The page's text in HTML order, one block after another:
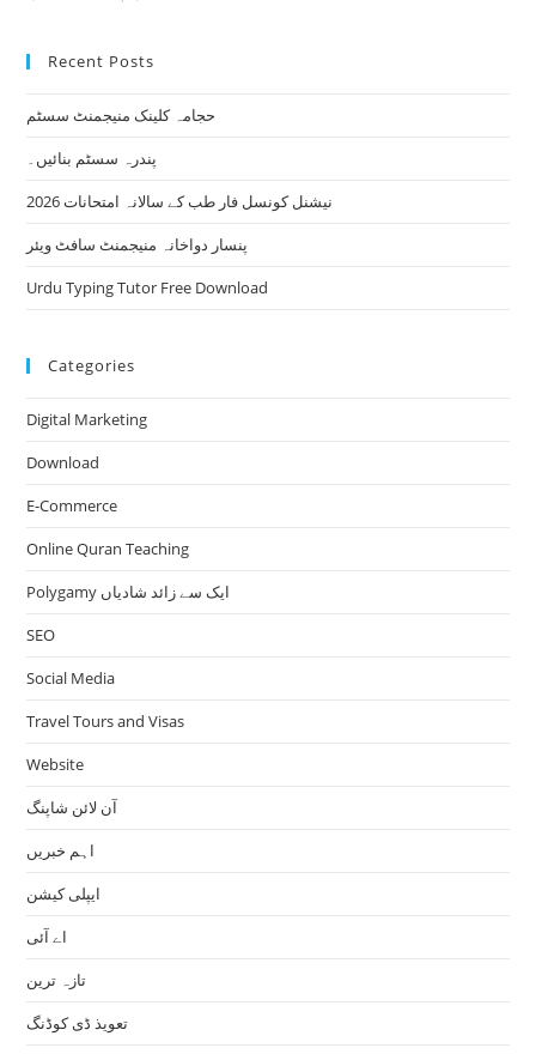
Recent Posts
حجامہ کلینک منیجمنٹ سسٹم
پندرہ سسٹم بنائیں۔
نیشنل کونسل فار طب کے سالانہ امتحانات 2026
پنسار دواخانہ منیجمنٹ سافٹ ویئر
Urdu Typing Tutor Free Download
Categories
Digital Marketing
Download
E-Commerce
Online Quran Teaching
Polygamy ایک سے زائد شادیاں
SEO
Social Media
Travel Tours and Visas
Website
آن لائن شاپنگ
اہم خبریں
ایپلی کیشن
اے آئی
تازہ ترین
تعویذ ڈی کوڈنگ